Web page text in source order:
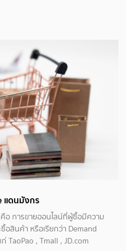
แดนมังกร
คือ การขายออนไลน์ที่ผู้ซื้อมีความ
อสินค้า หรือเรียกว่า Demand
TaoPao , Tmall , JD.com